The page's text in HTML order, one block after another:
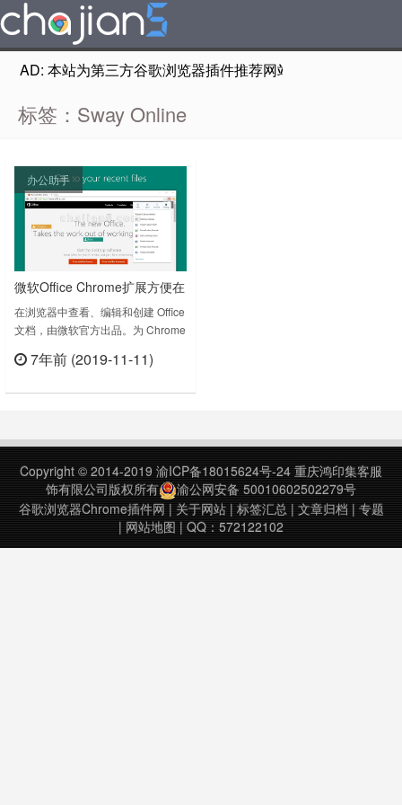
AD: 本站为第三方谷歌浏览器插件推荐网站，非Google
标签：Sway Online
办公助手
微软Office Chrome扩展方便在
浏览器中查看、编辑和创建文
档
在浏览器中查看、编辑和创建 Office
文档，由微软官方出品。为 Chrome
Word、Excel、PowerPoint、
随时随地工作 – 与 OneDrive 和
7年前 (2019-11-11)
Copyright © 2014-2019 渝ICP备18015624号-24 重庆鸿印集客服
饰有限公司版权所有
渝公网安备 50010602502279号
谷歌浏览器Chrome插件网 | 关于网站| 标签汇总| 文章归档 | 专题
| 网站地图 | QQ：572122102